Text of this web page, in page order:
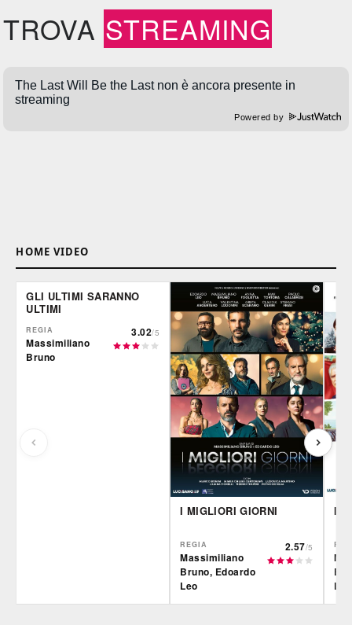
TROVA STREAMING
Powered by
HOME VIDEO
GLI ULTIMI SARANNO
ULTIMI
REGIA
Massimiliano
Bruno
3.02/5
I MIGLIORI GIORNI
REGIA
Massimiliano
Bruno, Edoardo
Leo
2.57/5
I
Leo